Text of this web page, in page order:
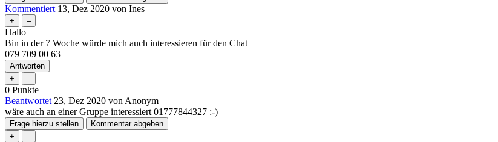
Kommentiert 13, Dez 2020 von Ines
Hallo
Bin in der 7 Woche würde mich auch interessieren für den Chat
079 709 00 63
0 Punkte
Beantwortet 23, Dez 2020 von Anonym
wäre auch an einer Gruppe interessiert 01777844327 :-)